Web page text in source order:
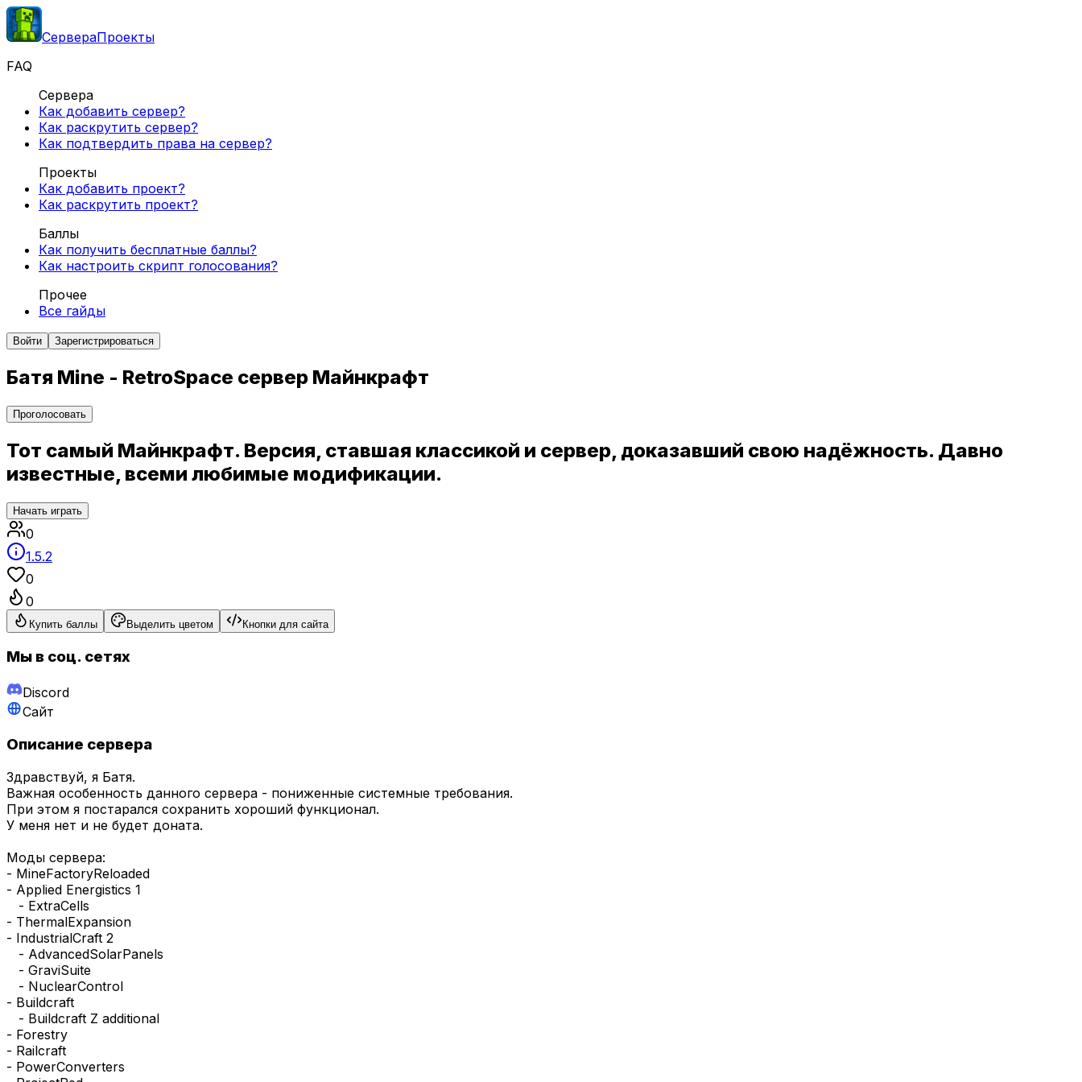
СервераПроекты
FAQ
Сервера
Как добавить сервер?
Как раскрутить сервер?
Как подтвердить права на сервер?
Проекты
Как добавить проект?
Как раскрутить проект?
Баллы
Как получить бесплатные баллы?
Как настроить скрипт голосования?
Прочее
Все гайды
Войти Зарегистрироваться
Батя Mine - RetroSpace сервер Майнкрафт
Проголосовать
Тот самый Майнкрафт. Версия, ставшая классикой и сервер, доказавший свою надёжность. Давно
известные, всеми любимые модификации.
Начать играть
0
1.5.2
0
0
Купить баллы Выделить цветом Кнопки для сайта
Мы в соц. сетях
Discord
Сайт
Описание сервера
Здравствуй, я Батя.
Важная особенность данного сервера - пониженные системные требования.
При этом я постарался сохранить хороший функционал.
У меня нет и не будет доната.
Моды сервера:
- MineFactoryReloaded
- Applied Energistics 1
- ExtraCells
- ThermalExpansion
- IndustrialCraft 2
- AdvancedSolarPanels
- GraviSuite
- NuclearControl
- Buildcraft
- Buildcraft Z additional
- Forestry
- Railcraft
- PowerConverters